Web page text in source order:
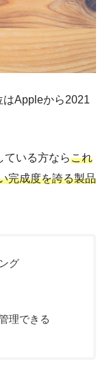
はAppleから2021
ている方ならこれ
完成度を誇る製品
グ
理できる